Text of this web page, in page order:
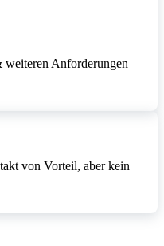
Anforderungen
von Vorteil, aber kein